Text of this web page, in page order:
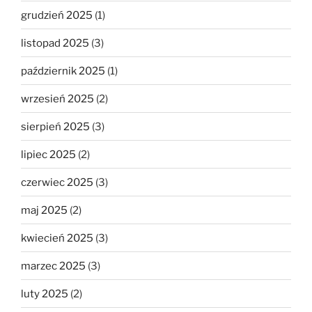
grudzień 2025 (1)
listopad 2025 (3)
październik 2025 (1)
wrzesień 2025 (2)
sierpień 2025 (3)
lipiec 2025 (2)
czerwiec 2025 (3)
maj 2025 (2)
kwiecień 2025 (3)
marzec 2025 (3)
luty 2025 (2)